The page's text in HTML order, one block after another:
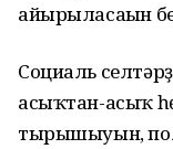
айырыласағын
Социаль
асыҡтан-асыҡ
тырышыуын,